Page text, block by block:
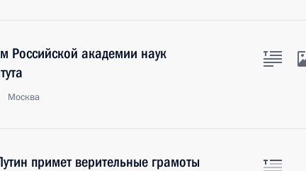
Российской академии наук
Москва
примет верительные грамоты